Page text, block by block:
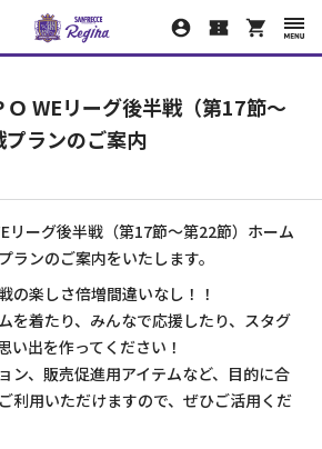
WEリーグ後半戦（第17節～
ランのご案内
リーグ後半戦（第17節～第22節）ホーム
ランのご案内をいたします。
の楽しさ倍増間違いなし！！
を着たり、みんなで応援したり、スタグ
い出を作ってください！
ン、販売促進用アイテムなど、目的に合
利用いただけますので、ぜひご活用くだ